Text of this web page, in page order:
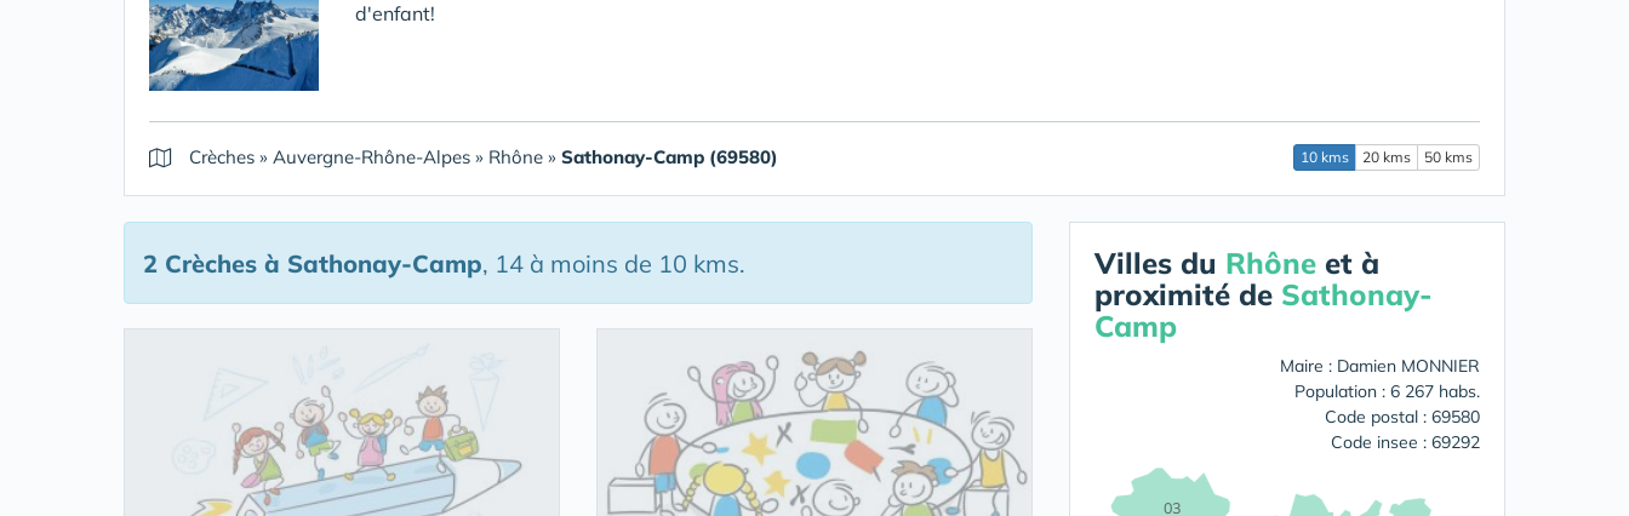
d'enfant!
Crèches » Auvergne-Rhône-Alpes » Rhône » Sathonay-Camp (69580) 10 kms 20 kms 50 kms
2 Crèches à Sathonay-Camp, 14 à moins de 10 kms. Villes du Rhône et à
proximité de Sathonay-
Camp
Maire : Damien MONNIER
Population : 6 267 habs.
Code postal : 69580
Code insee : 69292
03